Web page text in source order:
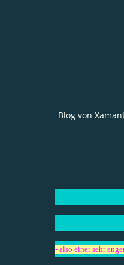
Blog von
- also einer sehr